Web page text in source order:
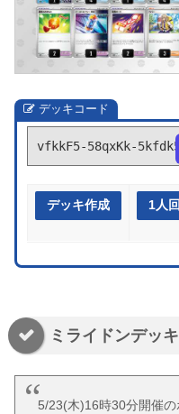
デッキコード
vfkkF5-58qxKk-5kfdk5
デッキ作成 1人
ミライドンデッキ
5/23(木)16時30分開催